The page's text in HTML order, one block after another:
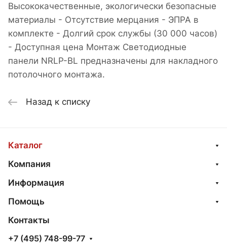
Высококачественные, экологически безопасные
материалы - Отсутствие мерцания - ЭПРА в
комплекте - Долгий срок службы (30 000 часов)
- Доступная цена Монтаж Светодиодные
панели NRLP-BL предназначены для накладного
потолочного монтажа.
Назад к списку
Каталог
Компания
Информация
Помощь
Контакты
+7 (495) 748-99-77